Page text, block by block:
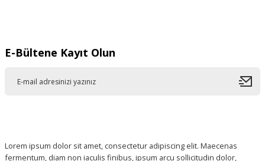
E-Bültene Kayıt Olun
Lorem ipsum dolor sit amet, consectetur adipiscing elit. Maecenas
fermentum, diam non iaculis finibus, ipsum arcu sollicitudin dolor,